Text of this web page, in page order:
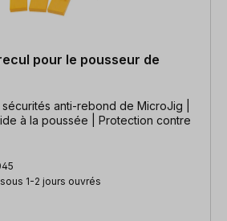
pour le pousseur de
anti-rebond de MicroJig |
à la poussée | Protection contre
1-2 jours ouvrés